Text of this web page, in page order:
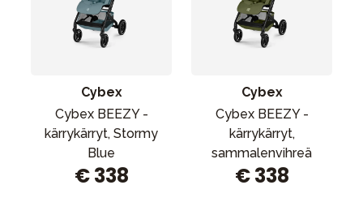
Cybex
Cybex BEEZY -
kärrykärryt, Stormy
Blue
€ 338
Cybex
Cybex BEEZY -
kärrykärryt,
sammalenvihreä
€ 338